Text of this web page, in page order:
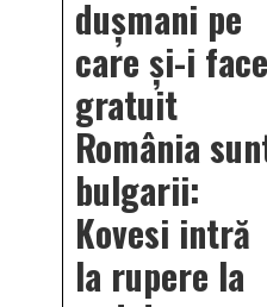
Acum
se
lui
Soros,
până
și
din
avion
dușmani pe
care și-i face
gratuit
România
bulgarii:
Kovesi intră
la rupere la